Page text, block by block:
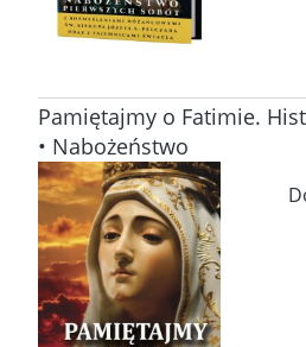
Pamiętajmy o Fatimie.
• Nabożeństwo